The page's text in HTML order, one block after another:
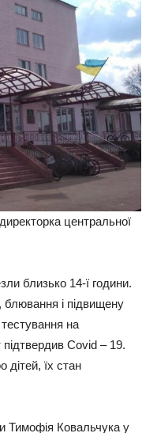
центральної
близько 14-ї години.
блювання і підвищену
на
підтвердив Covid – 19.
дітей, їх стан
Тимофія Ковальчука у